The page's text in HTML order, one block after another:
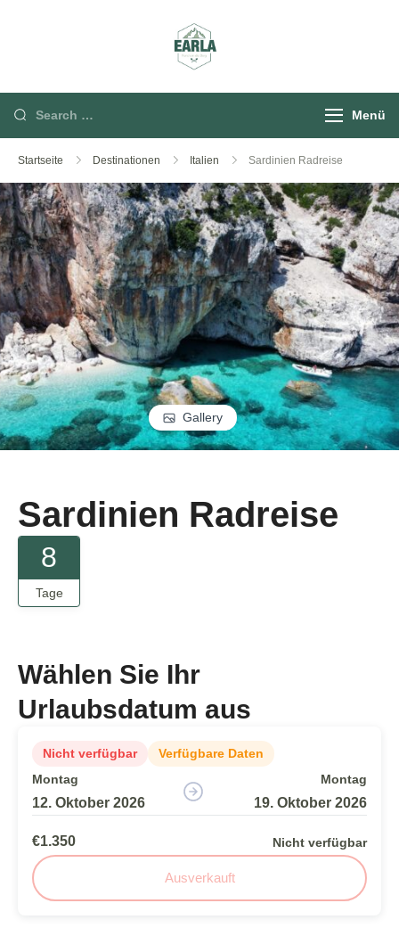
Menü
Startseite Destinationen Italien Sardinien Radreise
Gallery
Sardinien Radreise
8
Tage
Wählen Sie Ihr
Urlaubsdatum aus
Nicht verfügbar
Verfügbare Daten
Montag
12. Oktober 2026
Montag
19. Oktober 2026
€1.350 Nicht verfügbar
Ausverkauft